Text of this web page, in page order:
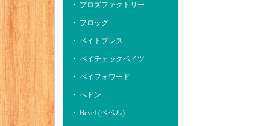
・ プロズファクトリー
・ フロッグ
・ ベイトブレス
・ ペイチェックベイツ
・ ペイフォワード
・ へドン
・ BeveL(ベベル)